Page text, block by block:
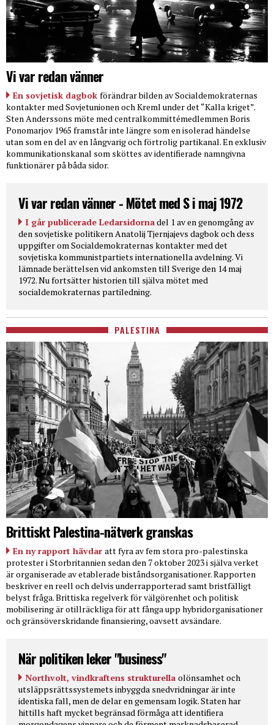
Vi var redan vänner
En sovjetisk dagbok förändrar bilden av Socialdemokraternas
kontakter med Sovjetunionen och Kreml under det “Kalla kriget”.
Sten Anderssons möte med centralkommittémedlemmen Boris
Ponomarjov 1965 framstår inte längre som en isolerad händelse
utan som en del av en långvarig och förtrolig partikanal. En exklusiv
kommunikationskanal som sköttes av identifierade namngivna
funktionärer på båda sidor.
Vi var redan vänner - Mötet med S i maj 1972
I går publicerade Ledarsidornadel 1 av en genomgång av
den sovjetiske politikern Anatolij Tjernjajevs dagbok och dess
uppgifter om Socialdemokraternas kontakter med det
sovjetiska kommunistpartiets internationella avdelning. Vi
lämnade berättelsen vid ankomsten till Sverige den 14 maj
1972. Nu fortsätter historien till själva mötet med
socialdemokraternas partiledning.
PALESTINA
Brittiskt Palestina-nätverk granskas
En ny rapport hävdar att fyra av fem stora pro-palestinska
protester i Storbritannien sedan den 7 oktober 2023 i själva verket
är organiserade av etablerade biståndsorganisationer. Rapporten
beskriver en reell och delvis underrapporterad samt bristfälligt
belyst fråga. Brittiska regelverk för välgörenhet och politisk
mobilisering är otillräckliga för att fånga upp hybridorganisationer
och gränsöverskridande finansiering, oavsett avsändare.
När politiken leker "business"
Northvolt, vindkraftens strukturella olönsamhet och
utsläppsrättssystemets inbyggda snedvridningar är inte
identiska fall, men de delar en gemensam logik. Staten har
hittills haft mycket begränsad förmåga att identifiera